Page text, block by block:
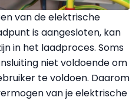
van de elektrische
is aangesloten, kan
in het laadproces. Soms
niet voldoende om
te voldoen. Daarom
van je elektrische